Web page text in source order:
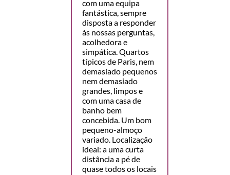
com uma equipa
fantástica, sempre
disposta a responder
às nossas perguntas,
acolhedora e
simpática. Quartos
típicos de Paris, nem
demasiado pequenos
nem demasiado
grandes, limpos e
com uma casa de
banho bem
concebida. Um bom
pequeno-almoço
variado. Localização
ideal: a uma curta
distância a pé de
quase todos os locais